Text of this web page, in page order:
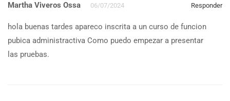
Martha Viveros Ossa 06/07/2024 Responder
hola buenas tardes apareco inscrita a un curso de funcion
pubica administractiva Como puedo empezar a presentar
las pruebas.